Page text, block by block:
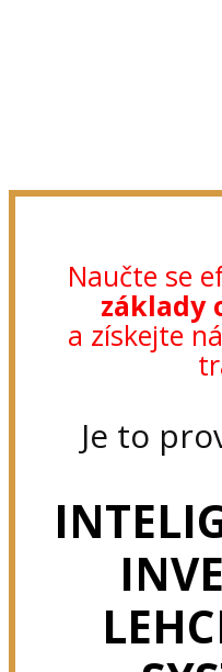
Naučte se
základy
a získejte
Je to